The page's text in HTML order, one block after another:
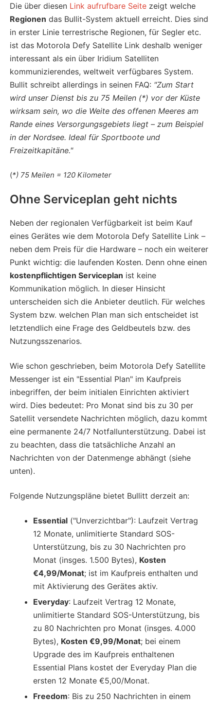
Die über diesen Link aufrufbare Seite zeigt welche
Regionen das Bullit-System aktuell erreicht. Dies sind
in erster Linie terrestrische Regionen, für Segler etc.
ist das Motorola Defy Satellite Link deshalb weniger
interessant als ein über Iridium Satelliten
kommunizierendes, weltweit verfügbares System.
Bullit schreibt allerdings in seinen FAQ: "Zum Start
wird unser Dienst bis zu 75 Meilen (*) vor der Küste
wirksam sein, wo die Weite des offenen Meeres am
Rande eines Versorgungsgebiets liegt – zum Beispiel
in der Nordsee. Ideal für Sportboote und
Freizeitkapitäne."
(*) 75 Meilen = 120 Kilometer
Ohne Serviceplan geht nichts
Neben der regionalen Verfügbarkeit ist beim Kauf
eines Gerätes wie dem Motorola Defy Satellite Link –
neben dem Preis für die Hardware – noch ein weiterer
Punkt wichtig: die laufenden Kosten. Denn ohne einen
kostenpflichtigen Serviceplan ist keine
Kommunikation möglich. In dieser Hinsicht
unterscheiden sich die Anbieter deutlich. Für welches
System bzw. welchen Plan man sich entscheidet ist
letztendlich eine Frage des Geldbeutels bzw. des
Nutzungsszenarios.
Wie schon geschrieben, beim Motorola Defy Satellite
Messenger ist ein "Essential Plan" im Kaufpreis
inbegriffen, der beim initialen Einrichten aktiviert
wird. Dies bedeutet: Pro Monat sind bis zu 30 per
Satellit versendete Nachrichten möglich, dazu kommt
eine permanente 24/7 Notfallunterstützung. Dabei ist
zu beachten, dass die tatsächliche Anzahl an
Nachrichten von der Datenmenge abhängt (siehe
unten).
Folgende Nutzungspläne bietet Bullitt derzeit an:
Essential ("Unverzichtbar"): Laufzeit Vertrag
12 Monate, unlimitierte Standard SOS-
Unterstützung, bis zu 30 Nachrichten pro
Monat (insges. 1.500 Bytes), Kosten
€4,99/Monat; ist im Kaufpreis enthalten und
mit Aktivierung des Gerätes aktiv.
Everyday: Laufzeit Vertrag 12 Monate,
unlimitierte Standard SOS-Unterstützung, bis
zu 80 Nachrichten pro Monat (insges. 4.000
Bytes), Kosten €9,99/Monat; bei einem
Upgrade des im Kaufpreis enthaltenen
Essential Plans kostet der Everyday Plan die
ersten 12 Monate €5,00/Monat.
Freedom: Bis zu 250 Nachrichten in einem